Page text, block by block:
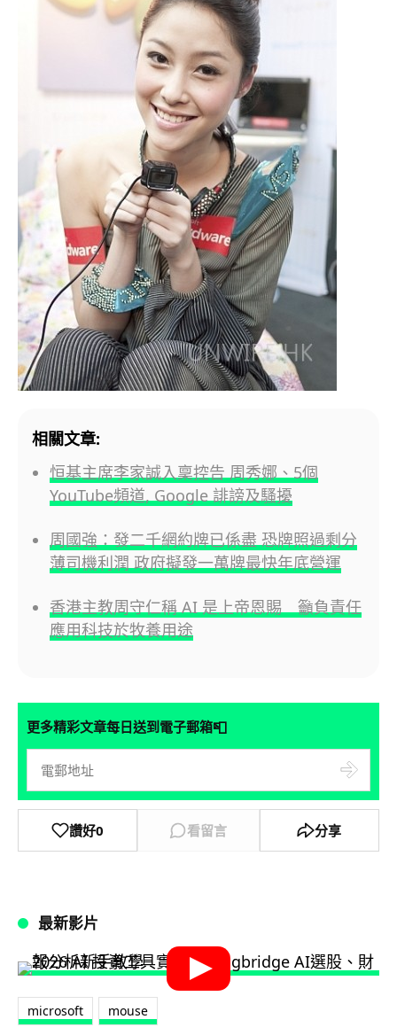
相關文章:
恒基主席李家誠入稟控告 周秀娜、5個
YouTube頻道, Google 誹謗及騷擾
周國強：發二千網約牌已係盡 恐牌照過剩分
薄司機利潤 政府擬發一萬牌最快年底營運
香港主教周守仁稱 AI 是上帝恩賜 籲負責任
應用科技於牧養用途
更多精彩文章每日送到電子郵箱📮
讚好0 看留言 分享
最新影片
microsoft mouse